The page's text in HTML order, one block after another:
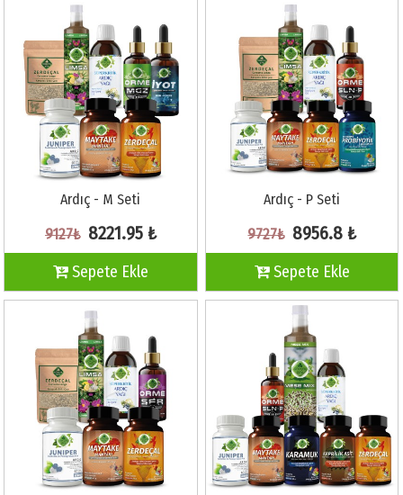
Ardıç - M Seti
9127₺ 8221.95 ₺
Sepete Ekle
Ardıç - P Seti
9727₺ 8956.8 ₺
Sepete Ekle